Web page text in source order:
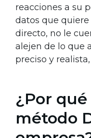
reacciones a su
datos que
directo, no le
alejen de lo que
preciso y
¿Por
método